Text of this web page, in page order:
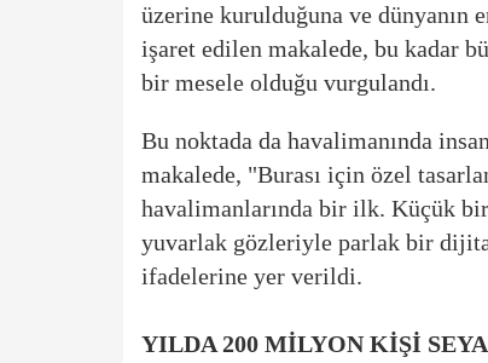
üzerine kurulduğuna ve dünyanın
işaret edilen makalede, bu kadar
bir mesele olduğu vurgulandı.
Bu noktada da havalimanında
makalede, "Burası için özel
havalimanlarında bir ilk. Küçük
yuvarlak gözleriyle parlak bir
ifadelerine yer verildi.
YILDA 200 MİLYON KİŞİ